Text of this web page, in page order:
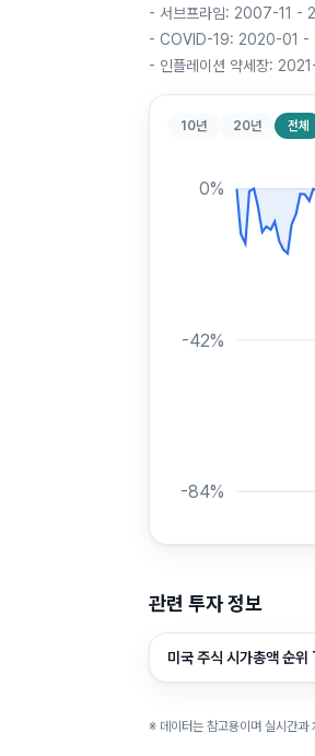
- 서브프라임: 2007-11 -
- COVID-19: 2020-01 -
- 인플레이션 약세장:
10년 20년 전체
0%
-42%
-84%
관련 투자 정보
미국 주식 시가총액 순
※ 데이터는 참고용이며 실시간과